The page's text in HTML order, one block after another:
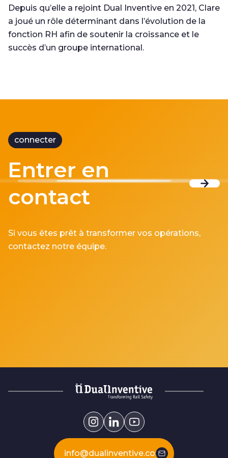
Depuis qu’elle a rejoint Dual Inventive en 2021, Clare
a joué un rôle déterminant dans l’évolution de la
fonction RH afin de soutenir la croissance et le
succès d’un groupe international.
connecter
Entrer en
contact
Si vous êtes prêt à transformer vos opérations,
contactez notre équipe.
info@dualinventive.com